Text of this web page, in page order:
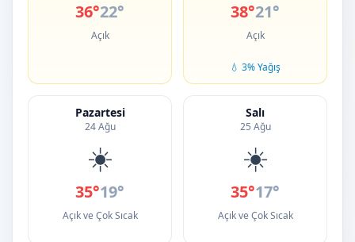
36°22°
Açık
38°21°
Açık
💧 3% Yağış
Pazartesi
24 Ağu
☀️
35°19°
Açık ve Çok Sıcak
Salı
25 Ağu
☀️
35°17°
Açık ve Çok Sıcak